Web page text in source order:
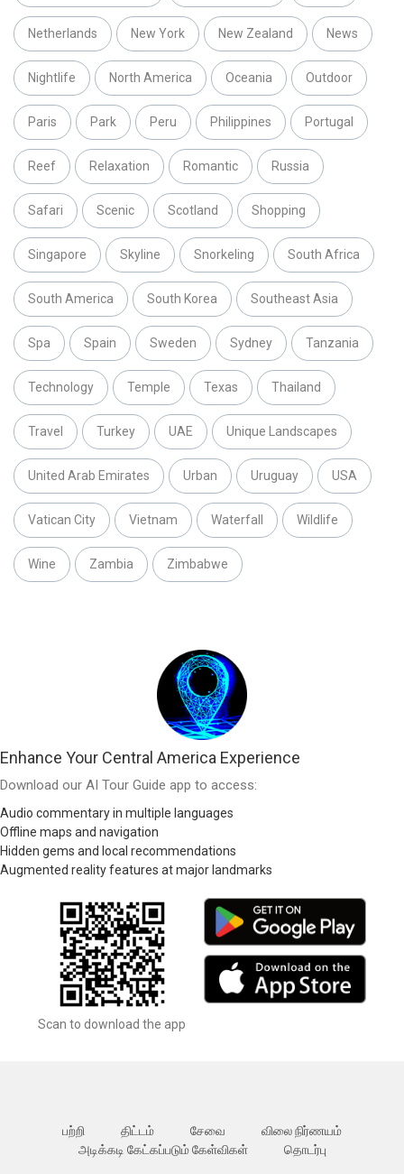
Netherlands New York New Zealand News
Nightlife North America Oceania Outdoor
Paris Park Peru Philippines Portugal
Reef Relaxation Romantic Russia
Safari Scenic Scotland Shopping
Singapore Skyline Snorkeling South Africa
South America South Korea Southeast Asia
Spa Spain Sweden Sydney Tanzania
Technology Temple Texas Thailand
Travel Turkey UAE Unique Landscapes
United Arab Emirates Urban Uruguay USA
Vatican City Vietnam Waterfall Wildlife
Wine Zambia Zimbabwe
Enhance Your Central America Experience
Download our AI Tour Guide app to access:
Audio commentary in multiple languages
Offline maps and navigation
Hidden gems and local recommendations
Augmented reality features at major landmarks
Scan to download the app
பற்றி திட்டம் சேவை
விலை நிர்ணயம்
அடிக்கடி கேட்கப்படும் கேள்விகள்
தொடர்பு